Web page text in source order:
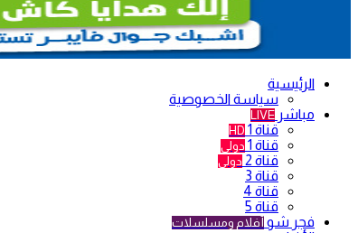
الرئيسية
سياسة الخصوصية
مباشر LIVE
قناة 1 HD
قناة 1 دولي
قناة 2 دولي
قناة 3
قناة 4
قناة 5
فجر شو أفلام ومسلسلات